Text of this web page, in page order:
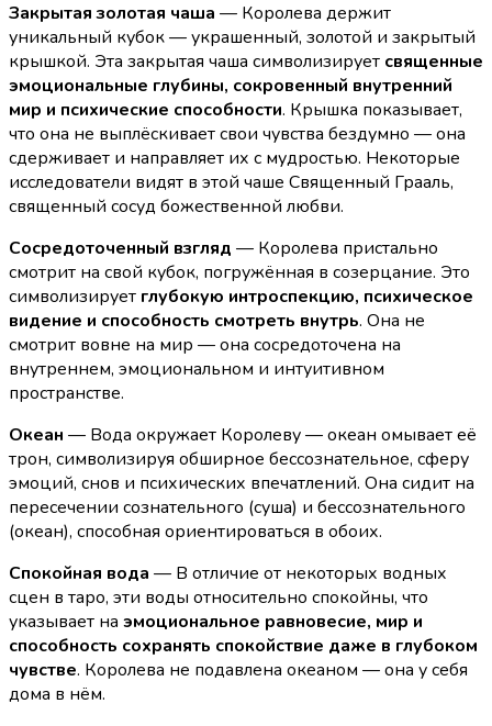
Закрытая золотая чаша — Королева держит
уникальный кубок — украшенный, золотой и закрытый
крышкой. Эта закрытая чаша символизирует священные
эмоциональные глубины, сокровенный внутренний
мир и психические способности. Крышка показывает,
что она не выплёскивает свои чувства бездумно — она
сдерживает и направляет их с мудростью. Некоторые
исследователи видят в этой чаше Священный Грааль,
священный сосуд божественной любви.
Сосредоточенный взгляд — Королева пристально
смотрит на свой кубок, погружённая в созерцание. Это
символизирует глубокую интроспекцию, психическое
видение и способность смотреть внутрь. Она не
смотрит вовне на мир — она сосредоточена на
внутреннем, эмоциональном и интуитивном
пространстве.
Океан — Вода окружает Королеву — океан омывает её
трон, символизируя обширное бессознательное, сферу
эмоций, снов и психических впечатлений. Она сидит на
пересечении сознательного (суша) и бессознательного
(океан), способная ориентироваться в обоих.
Спокойная вода — В отличие от некоторых водных
сцен в таро, эти воды относительно спокойны, что
указывает на эмоциональное равновесие, мир и
способность сохранять спокойствие даже в глубоком
чувстве. Королева не подавлена океаном — она у себя
дома в нём.